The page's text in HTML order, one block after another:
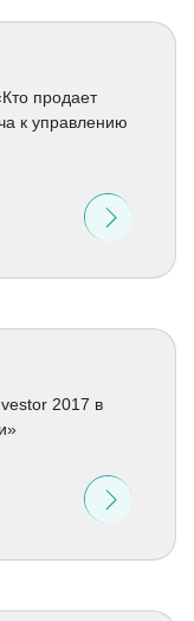
продает
к управлению
2017 в